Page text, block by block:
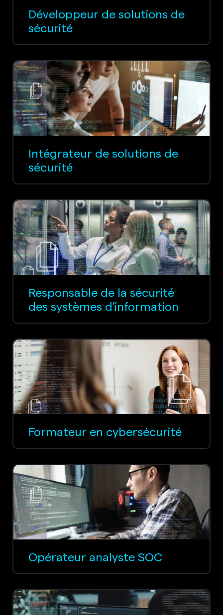
Développeur de solutions de
sécurité
Intégrateur de solutions de
sécurité
Responsable de la sécurité
des systèmes d’information
Formateur en cybersécurité
Opérateur analyste SOC